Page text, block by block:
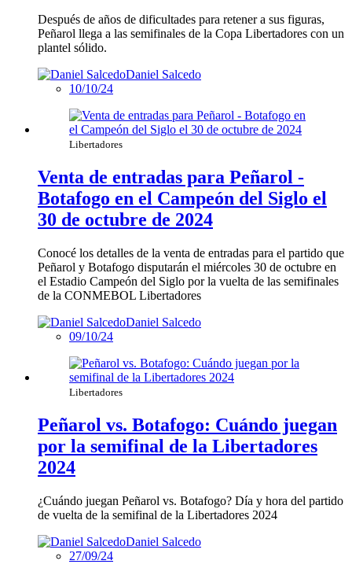
Después de años de dificultades para retener a sus figuras,
Peñarol llega a las semifinales de la Copa Libertadores con un
plantel sólido.
Daniel Salcedo
10/10/24
Libertadores
Venta de entradas para Peñarol -
Botafogo en el Campeón del Siglo el
30 de octubre de 2024
Conocé los detalles de la venta de entradas para el partido que
Peñarol y Botafogo disputarán el miércoles 30 de octubre en
el Estadio Campeón del Siglo por la vuelta de las semifinales
de la CONMEBOL Libertadores
Daniel Salcedo
09/10/24
Libertadores
Peñarol vs. Botafogo: Cuándo juegan
por la semifinal de la Libertadores
2024
¿Cuándo juegan Peñarol vs. Botafogo? Día y hora del partido
de vuelta de la semifinal de la Libertadores 2024
Daniel Salcedo
27/09/24